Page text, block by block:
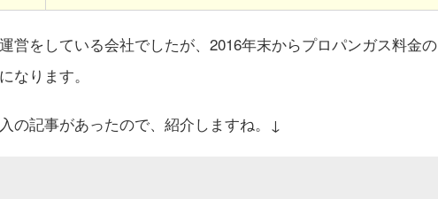
営をしている会社でしたが、2016年末からプロパンガス料金の
なります。
の記事があったので、紹介しますね。↓